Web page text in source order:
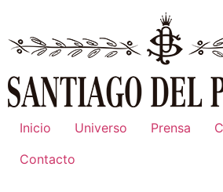
contenido
Inicio Universo Prensa
Contacto